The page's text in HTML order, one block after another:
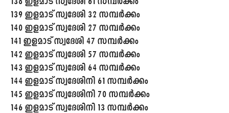
139 ഇളമാട് സ്വദേശി 32 സമ്പർക്കം
140 ഇളമാട് സ്വദേശി 27 സമ്പർക്കം
141 ഇളമാട് സ്വദേശി 47 സമ്പർക്കം
142 ഇളമാട് സ്വദേശി 57 സമ്പർക്കം
143 ഇളമാട് സ്വദേശി 64 സമ്പർക്കം
144 ഇളമാട് സ്വദേശിനി 61 സമ്പർക്കം
145 ഇളമാട് സ്വദേശിനി 70 സമ്പർക്കം
146 ഇളമാട് സ്വദേശിനി 13 സമ്പർക്കം